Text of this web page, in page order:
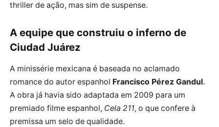
thriller de ação, mas sim de suspense.
A equipe que construiu o inferno de
Ciudad Juárez
A minissérie mexicana é baseada no aclamado
romance do autor espanhol Francisco Pérez Gandul.
A obra já havia sido adaptada em 2009 para um
premiado filme espanhol, Cela 211, o que confere à
premissa um selo de qualidade.